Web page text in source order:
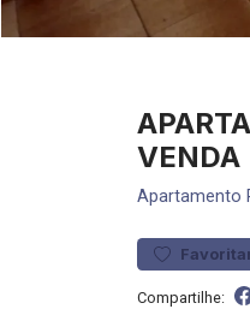
VENDA
Apartamento
Compartilhe: